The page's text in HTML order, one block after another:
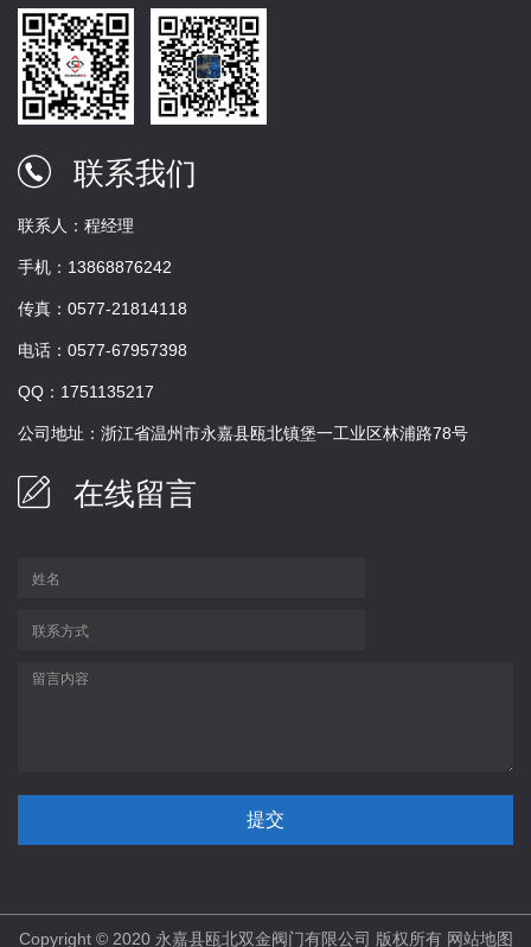
联系我们
联系人：程经理
手机：13868876242
传真：0577-21814118
电话：0577-67957398
QQ：1751135217
公司地址：浙江省温州市永嘉县瓯北镇堡一工业区林浦路78号
在线留言
Copyright © 2020 永嘉县瓯北双金阀门有限公司 版权所有 网站地图